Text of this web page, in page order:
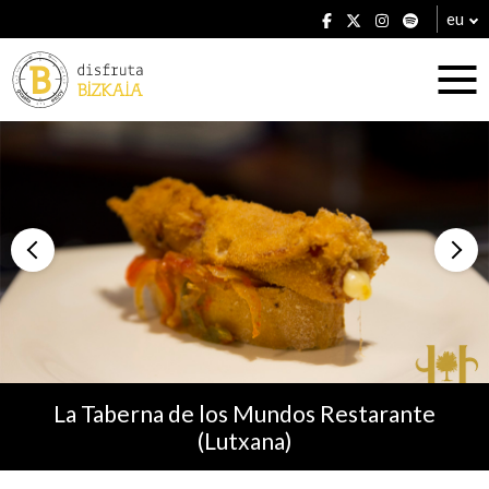
eu
La Taberna de los Mundos Restarante
(Lutxana)